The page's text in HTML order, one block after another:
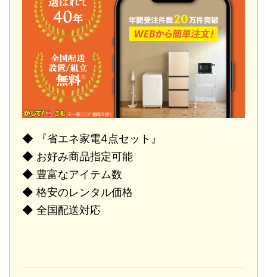
◆ 『省エネ家電4点セット』
◆ お好み商品指定可能
◆ 豊富なアイテム数
◆ 格安のレンタル価格
◆ 全国配送対応